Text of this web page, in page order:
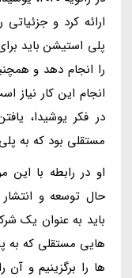
ارائه کرد و
پلی استیشن باید
را انجام دهد و
انجام این کار نیاز
در فکر یوشیدا،
مستقلی بود که به
او در رابطه با
حال توسعه و
باید به عنوان یک
هایی مستقلی که به
ها را برگزینیم و